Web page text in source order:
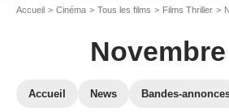
Accueil Cinéma Tous les films Films Thriller
Novembre
Accueil News Bandes-